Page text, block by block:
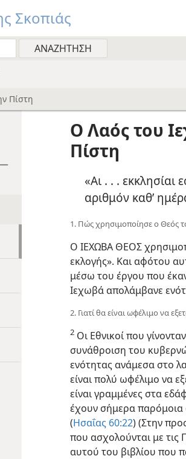
Σκοπιάς
Πίστη
Ο Λαός του
Πίστη
«Αι . . . εκκλησίαι
αριθμόν καθ’
1. Πώς χρησιμοποίησε ο Θεός
Ο ΙΕΧΩΒΑ ΘΕΟΣ
εκλογής». Και αφότου
μέσω του έργου που
Ιεχωβά απολάμβανε
2. Γιατί θα είναι ωφέλιμο να
2 Οι Εθνικοί που
συνάθροιση του
ενότητας ανάμεσα στο
είναι πολύ ωφέλιμο να
είναι γραμμένες στα
έχουν σήμερα παρόμοια
(Ησαΐας 60:22) (Στην
που ασχολούνται με τις
αυτού του βιβλίου που